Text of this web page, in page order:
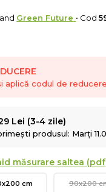
Green Future • Cod
aplică codul de
Lei (3-4 zile)
produsul: Marți
măsurare saltea
cm 90x200